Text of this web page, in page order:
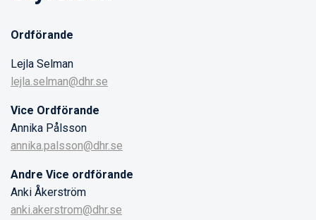
Ordförande
Lejla Selman
lejla.selman@dhr.se
Vice Ordförande
Annika Pålsson
annika.palsson@dhr.se
Andre Vice ordförande
Anki Åkerström
anki.akerstrom@dhr.se